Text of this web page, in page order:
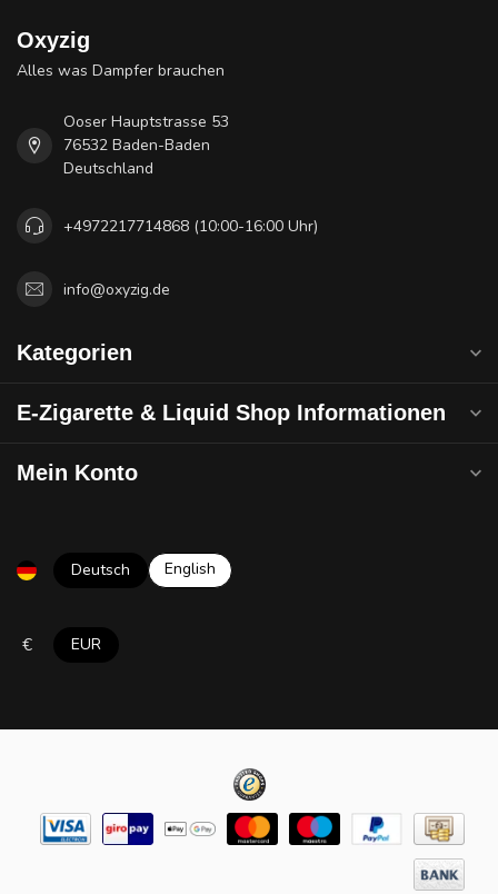
Oxyzig
Alles was Dampfer brauchen
Ooser Hauptstrasse 53
76532 Baden-Baden
Deutschland
+4972217714868 (10:00-16:00 Uhr)
info@oxyzig.de
Kategorien
E-Zigarette & Liquid Shop Informationen
Mein Konto
Deutsch English
€ EUR